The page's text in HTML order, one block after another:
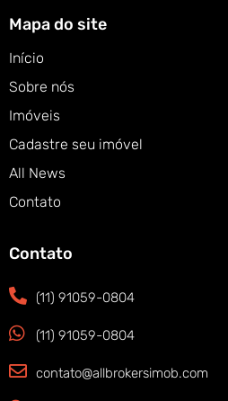
Mapa do site
Início
Sobre nós
Imóveis
Cadastre seu imóvel
All News
Contato
Contato
(11) 91059-0804
(11) 91059-0804
contato@allbrokersimob.com